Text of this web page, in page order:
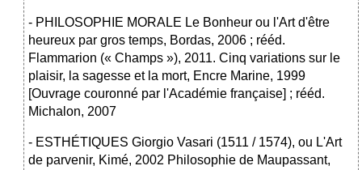
- PHILOSOPHIE MORALE Le Bonheur ou l'Art d'être
heureux par gros temps, Bordas, 2006 ; rééd.
Flammarion (« Champs »), 2011. Cinq variations sur le
plaisir, la sagesse et la mort, Encre Marine, 1999
[Ouvrage couronné par l'Académie française] ; rééd.
Michalon, 2007
- ESTHÉTIQUES Giorgio Vasari (1511 / 1574), ou L'Art
de parvenir, Kimé, 2002 Philosophie de Maupassant,